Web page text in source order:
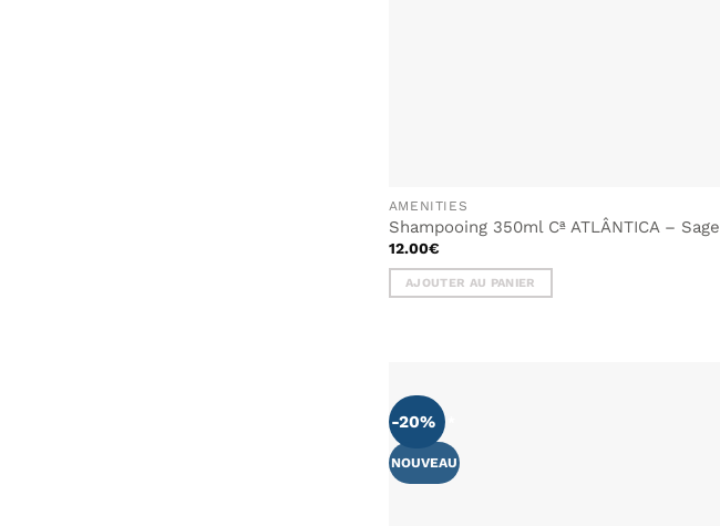
AMENITIES
Shampooing 350ml Cª ATLÂNTICA – Sage
12.00€
AJOUTER AU PANIER
-20%
NOUVEAU